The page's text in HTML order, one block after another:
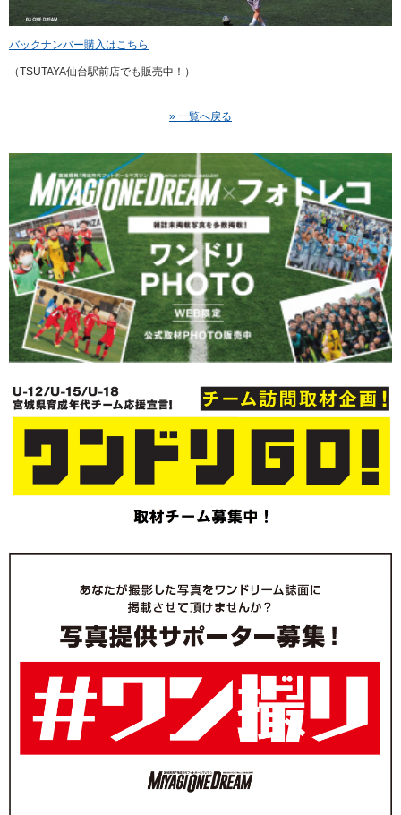
バックナンバー購入はこちら
（TSUTAYA仙台駅前店でも販売中！）
» 一覧へ戻る